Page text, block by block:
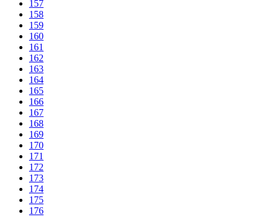
157
158
159
160
161
162
163
164
165
166
167
168
169
170
171
172
173
174
175
176